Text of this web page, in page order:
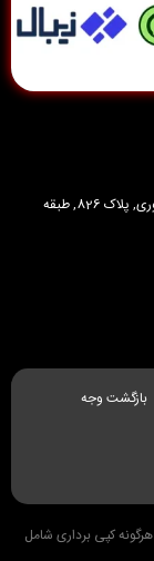
تهران, میدان انقلاب, خیابان کارگر جنوبی بین آذربایجان و جمهوری, پلاک 826, طبقه
بازگشت وجه
کپی برداری شامل